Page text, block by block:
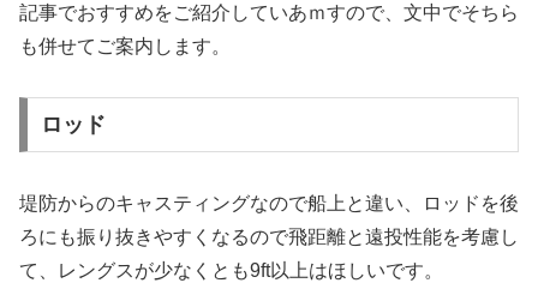
記事でおすすめをご紹介していあｍすので、文中でそちら
も併せてご案内します。
ロッド
堤防からのキャスティングなので船上と違い、ロッドを後
ろにも振り抜きやすくなるので飛距離と遠投性能を考慮し
て、レングスが少なくとも9ft以上はほしいです。